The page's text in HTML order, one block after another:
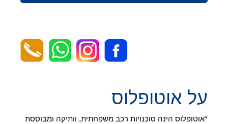
על אוטופלוס
*אוטופלוס הינה סוכנויות רכב משפחתית, וותיקה ומבוססת